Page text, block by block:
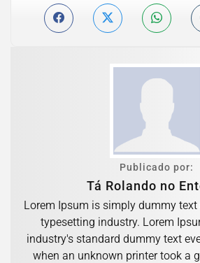
Publicado por:
Tá Rolando no
Lorem Ipsum is simply dummy
typesetting industry. Lorem
industry's standard dummy text
when an unknown printer took a